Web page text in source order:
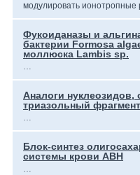
модулировать
Фукоиданазы и
бактерии Formosa
моллюска Lambis sp.
…
Аналоги нуклеозидов,
триазольный фрагмент
…
Блок-синтез
системы крови ABH
…